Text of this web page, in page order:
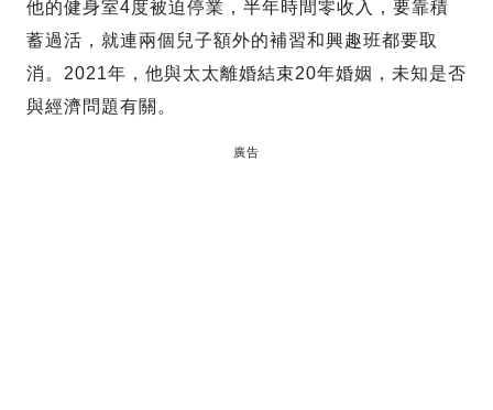
他的健身室4度被迫停業，半年時間零收入，要靠積
蓄過活，就連兩個兒子額外的補習和興趣班都要取
消。2021年，他與太太離婚結束20年婚姻，未知是否
與經濟問題有關。
廣告